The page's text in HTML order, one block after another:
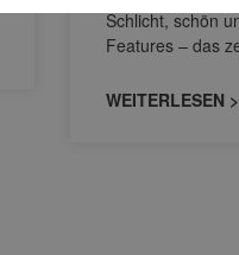
Schlicht, schön
Features – das
WEITERLESEN